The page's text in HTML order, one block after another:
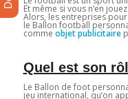
Et même si vous n’en
Alors, les entreprises
le Ballon football
comme objet publicitaire
Quel est son
Le Ballon de foot
jeu international, qu’on